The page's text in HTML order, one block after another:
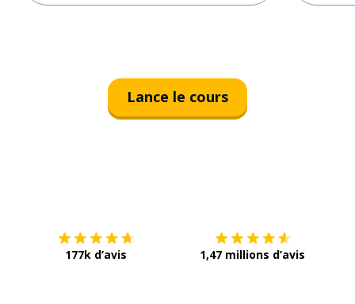
Lance le cours
177k d’avis 1,47 millions d’avis